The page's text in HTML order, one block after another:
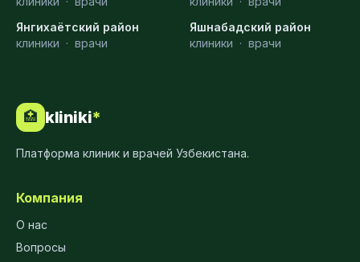
Янгихаётский район
клиники · врачи
Яшнабадский район
клиники · врачи
🏥 kliniki*
Платформа клиник и врачей Узбекистана.
Компания
О нас
Вопросы